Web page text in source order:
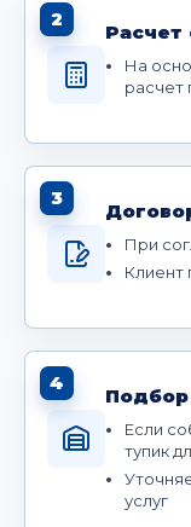
2
Расчет
На
расчет
3
При
Клиент
4
Если
тупик
услуг